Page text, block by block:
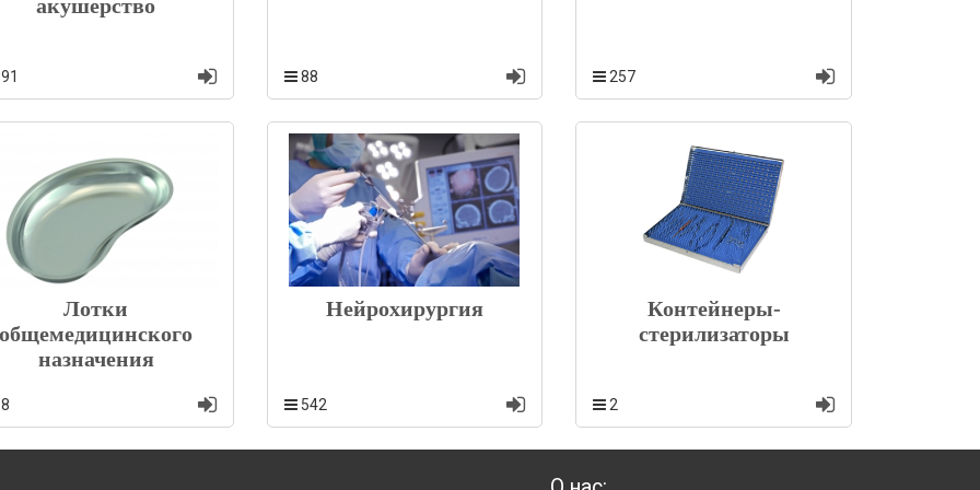
акушерство
88 257
Лотки
общемедицинского
назначения
Нейрохирургия
542
Контейнеры-
стерилизаторы
2